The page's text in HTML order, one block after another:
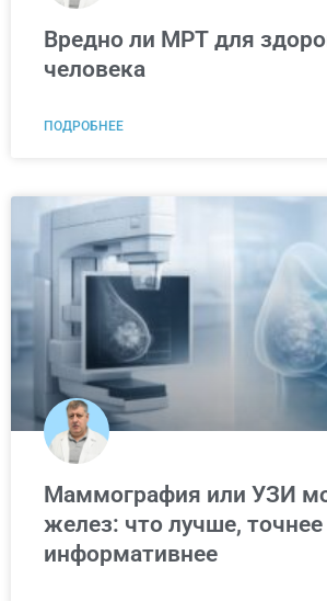
Вредно ли МРТ для
человека
ПОДРОБНЕЕ
Маммография или УЗИ
желез: что лучше, точнее
информативнее